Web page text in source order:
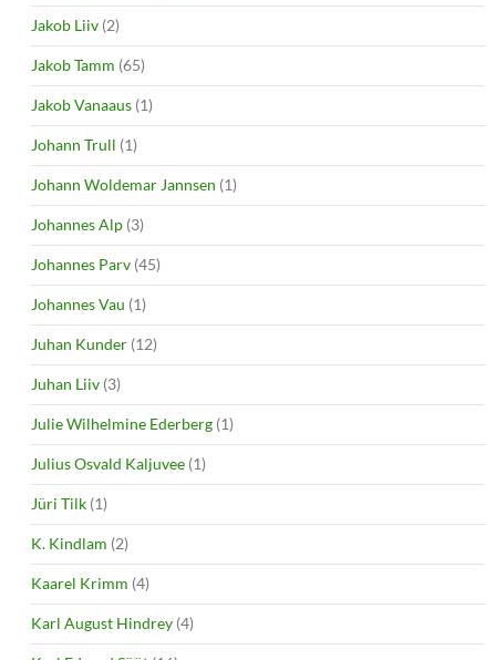
Jakob Liiv (2)
Jakob Tamm (65)
Jakob Vanaaus (1)
Johann Trull (1)
Johann Woldemar Jannsen (1)
Johannes Alp (3)
Johannes Parv (45)
Johannes Vau (1)
Juhan Kunder (12)
Juhan Liiv (3)
Julie Wilhelmine Ederberg (1)
Julius Osvald Kaljuvee (1)
Jüri Tilk (1)
K. Kindlam (2)
Kaarel Krimm (4)
Karl August Hindrey (4)